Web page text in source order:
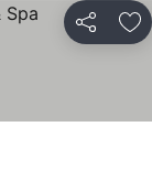
แชร์ เ